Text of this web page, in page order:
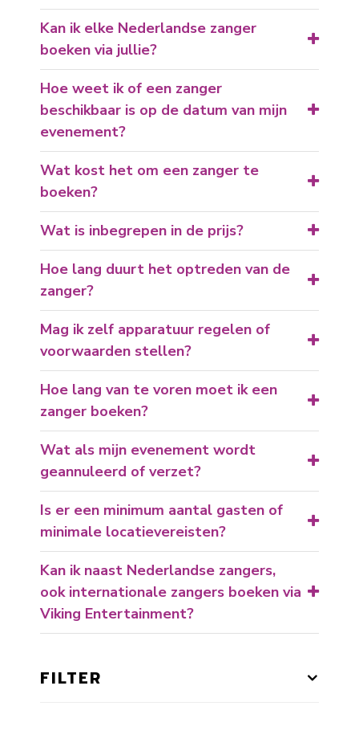
Kan ik elke Nederlandse zanger
boeken via jullie?
Hoe weet ik of een zanger
beschikbaar is op de datum van mijn
evenement?
Wat kost het om een zanger te
boeken?
Wat is inbegrepen in de prijs?
Hoe lang duurt het optreden van de
zanger?
Mag ik zelf apparatuur regelen of
voorwaarden stellen?
Hoe lang van te voren moet ik een
zanger boeken?
Wat als mijn evenement wordt
geannuleerd of verzet?
Is er een minimum aantal gasten of
minimale locatievereisten?
Kan ik naast Nederlandse zangers,
ook internationale zangers boeken via
Viking Entertainment?
FILTER